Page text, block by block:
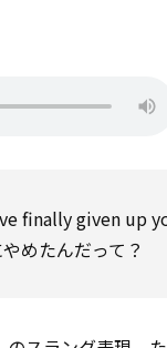
finally given up
めたんだって？